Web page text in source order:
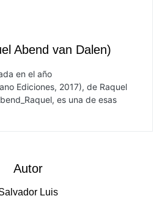
Abend van Dalen)
en el año
Ediciones, 2017), de Raquel
es una de esas
Autor
Luis